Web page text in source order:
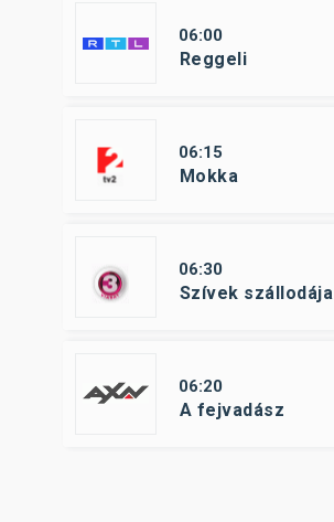
06:00
Reggeli
06:15
Mokka
06:30
Szívek szállodája
06:20
A fejvadász